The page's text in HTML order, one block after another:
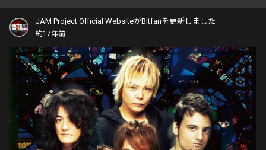
JAM Project Official WebsiteがBitfanを更新しました
約17年前